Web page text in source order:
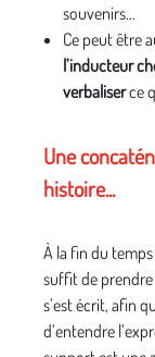
souvenirs…
Ce peut être
l’inducteur
verbaliserce
Une
histoire...
À la fin du temps
suffit de
s’est écrit, afin
d’entendre